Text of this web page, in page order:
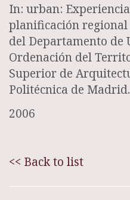
In: urban:
planificación
del Departamento de
Ordenación del
Superior de
Politécnica de
2006
<< Back to list